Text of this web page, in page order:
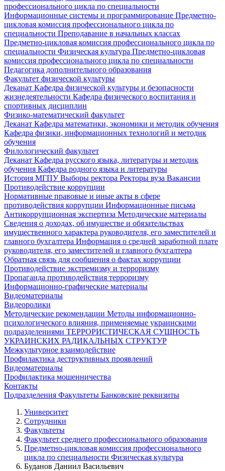
профессионального цикла по специальности
Информационные системы и программирование Предметно-
цикловая комиссия профессионального цикла по
специальности Преподавание в начальных классах
Предметно-цикловая комиссия профессионального цикла по
специальности Физическая культура Предметно-цикловая
комиссия профессионального цикла по специальности
Педагогика дополнительного образования
Факультет физической культуры
Деканат Кафедра физической культуры и безопасности
жизнедеятельности Кафедра физического воспитания и
спортивных дисциплин
Физико-математический факультет
Деканат Кафедра математики, экономики и методик обучения
Кафедра физики, информационных технологий и методик
обучения
Филологический факультет
Деканат Кафедра русского языка, литературы и методик
обучения Кафедра родного языка и литературы
История МГПУВыборы ректора Ректоры вуза Вакансии
Противодействие коррупции
Нормативные правовые и иные акты в сфере
противодействия коррупции Информационные письма
Антикоррупционная экспертиза Методические материалы
Сведения о доходах, об имуществе и обязательствах
имущественного характера руководителя, его заместителей и
главного бухгалтера Информация о средней заработной плате
руководителя, его заместителей и главного бухгалтера
Обратная связь для сообщения о фактах коррупции
Противодействие экстремизму и терроризму
Пропаганда противодействия терроризму
Информационно-графические материалы
Видеоматериалы
Видеоролики
Методические рекомендации Методы информационно-
психологического влияния, применяемые украинскими
подразделениями ТЕРРОРИСТИЧЕСКАЯ СУЩНОСТЬ
УКРАИНСКИХ РАДИКАЛЬНЫХ СТРУКТУР
Межкультурное взаимодействие
Профилактика деструктивных проявлений
Видеоматериалы
Профилактика мошенничества
Контакты
Подразделения Факультеты Банковские реквизиты
Университет
Сотрудники
Факультеты
Факультет среднего профессионального образования
Предметно-цикловая комиссия профессионального
цикла по специальности Физическая культура
Буданов Даниил Васильевич